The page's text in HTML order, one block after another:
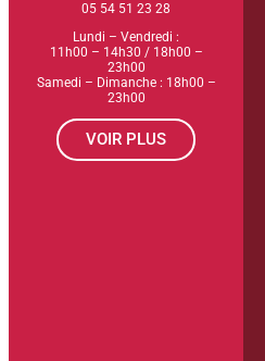
05 54 51 23 28
Lundi – Vendredi :
11h00 – 14h30 / 18h00 –
23h00
Samedi – Dimanche : 18h00 –
23h00
VOIR PLUS